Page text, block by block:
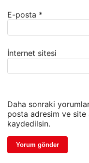
E-posta *
İnternet sitesi
Daha sonraki
posta adresim ve site
kaydedilsin.